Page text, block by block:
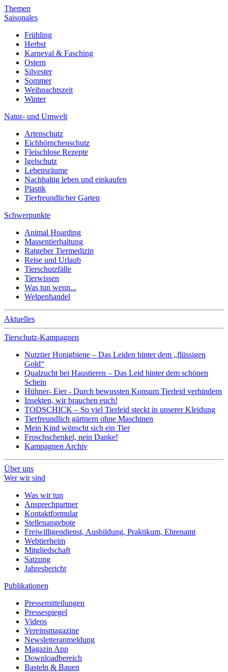
Themen
Saisonales
Frühling
Herbst
Karneval & Fasching
Ostern
Silvester
Sommer
Weihnachtszeit
Winter
Natur- und Umwelt
Artenschutz
Eichhörnchenschutz
Fleischlose Rezepte
Igelschutz
Lebensräume
Nachhaltig leben und einkaufen
Plastik
Tierfreundlicher Garten
Schwerpunkte
Animal Hoarding
Massentierhaltung
Ratgeber Tiermedizin
Reise und Urlaub
Tierschutzfälle
Tierwissen
Was tun wenn...
Welpenhandel
Aktuelles
Tierschutz-Kampagnen
Nutztier Honigbiene – Das Leiden hinter dem „flüssigen
Gold“
Qualzucht bei Haustieren – Das Leid hinter dem schönen
Schein
Hühner- Eier - Durch bewussten Konsum Tierleid verhindern
Insekten, wir brauchen euch!
TODSCHICK – So viel Tierleid steckt in unserer Kleidung
Tierfreundlich gärtnern ohne Maschinen
Mein Kind wünscht sich ein Tier
Froschschenkel, nein Danke!
Kampagnen Archiv
Über uns
Wer wir sind
Was wir tun
Ansprechpartner
Kontaktformular
Stellenangebote
Freiwilligendienst, Ausbildung, Praktikum, Ehrenamt
Webtierheim
Mitgliedschaft
Satzung
Jahresbericht
Publikationen
Pressemitteilungen
Pressespiegel
Videos
Vereinsmagazine
Newsletteranmeldung
Magazin App
Downloadbereich
Basteln & Bauen